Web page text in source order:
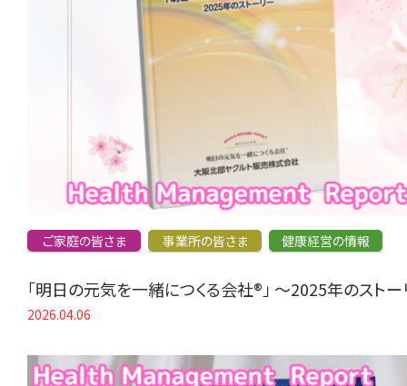
ご家庭の皆さま 事業所の皆さま 健康経営の情報
「明日の元気を一緒につくる会社®」 〜2025年のスト
2026.04.06